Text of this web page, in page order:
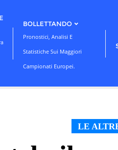
BOLLETTANDO
Pronostici, Analisi E
Statistiche Sui Maggiori
Campionati Europei.
LE